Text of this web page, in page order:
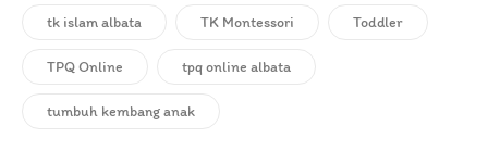
tk islam albata TK Montessori Toddler
TPQ Online tpq online albata
tumbuh kembang anak